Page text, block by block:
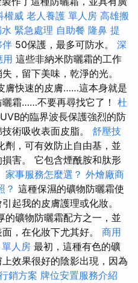
權威 老人養護 單人房 高雄搬
緊急處理 自助餐 隆鼻 提
伴 50保護，最多可防水。 深
用 這些非納米防曬霜的工作
，留下美味，乾淨的光。
膚快速的皮膚……這本身就是
霜……不要再尋找它了！ 杜
的臨界波長保護強烈的防
術吸收表面皮脂。 舒壓技
劑，可有效防止自由基，並
害。 它包含煙酰胺和肽形
家事服務怎麼選？ 外燴廠商
？ 這種保濕的礦物防曬霜使
起我的皮膚護理或化妝。
的礦物防曬霜配方之一，並
，在化妝下尤其好。 商用
人房 最初，這種有色的礦
效果很好的陰影出現，因為
銷方案 牌位安置服務介紹